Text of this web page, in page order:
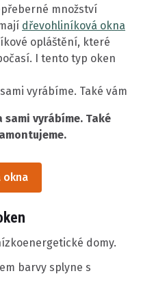
množství
dřevohliníková okna
opláštění, které
I tento typ oken
vyrábíme. Také vám
vyrábíme. Také
okna
domy.
barvy splyne s